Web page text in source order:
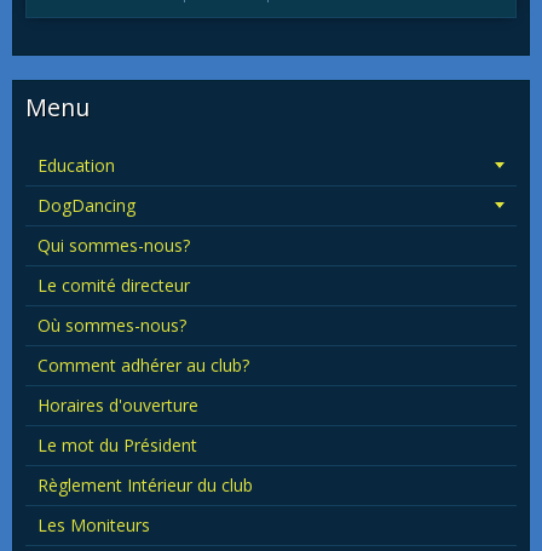
Menu
Education
DogDancing
Qui sommes-nous?
Le comité directeur
Où sommes-nous?
Comment adhérer au club?
Horaires d'ouverture
Le mot du Président
Règlement Intérieur du club
Les Moniteurs